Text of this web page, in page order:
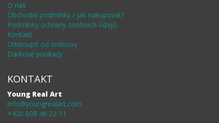
O nás
Obchodní podmínky / Jak nakupovat?
Podmínky ochrany osobních údajů
Kontakt
Odstoupit od smlouvy
Dárkové poukazy
KONTAKT
Young Real Art
info@youngrealart.com
+420 608 46 22 11